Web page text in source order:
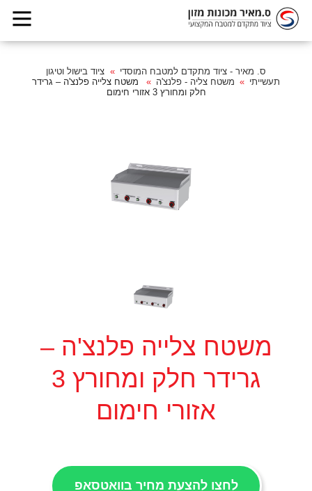
ס. מאיר - ציוד מתקדם למטבח המוסדי
ציוד בישול וטיגון
תעשייתי
משטח צליה - פלנצ'ה
משטח צלייה פלנצ'ה – גרידר
חלק ומחורץ 3 אזורי חימום
משטח צלייה פלנצ'ה –
גרידר חלק ומחורץ 3
אזורי חימום
לחצו להצעת מחיר בוואטסאפ